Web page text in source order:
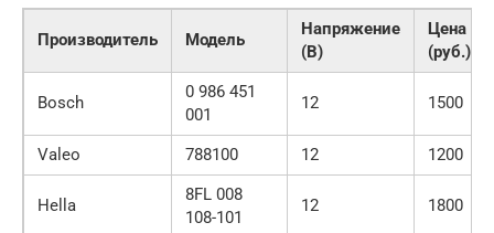
Производитель Модель
Напряжение
(В)
Цена
(руб.)
Bosch
0 986 451
001
12 1500
Valeo 788100 12 1200
Hella
8FL 008
108-101
12 1800